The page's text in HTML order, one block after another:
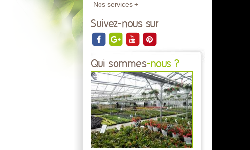
Nos services +
Suivez-nous sur
Qui sommes-nous ?